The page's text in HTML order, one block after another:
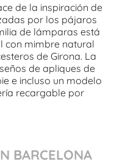
de la inspiración de
por los pájaros
de lámparas está
con mimbre natural
de Girona. La
de apliques de
e incluso un modelo
recargable por
BARCELONA